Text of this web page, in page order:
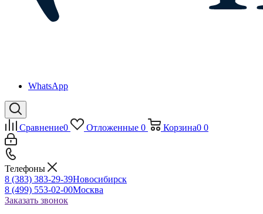
WhatsApp
Сравнение0 Отложенные 0 Корзина0 0
Телефоны
8 (383) 383-29-39Новосибирск
8 (499) 553-02-00Москва
Заказать звонок